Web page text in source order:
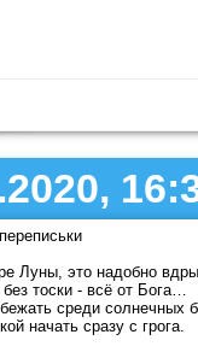
Луны, это надобно
тоски - всё от Бога…
среди солнечных
начать сразу с грога.